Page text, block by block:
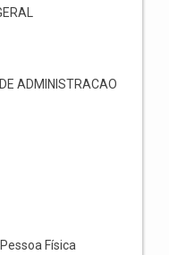
ADMINISTRACAO
Física